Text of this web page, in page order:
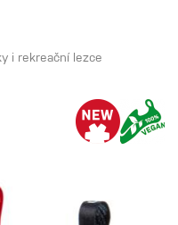
i rekreační lezce